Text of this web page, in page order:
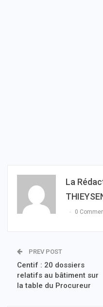
La
0
PREV POST
Centif : 20 dossiers
relatifs au bâtiment sur
la table du Procureur